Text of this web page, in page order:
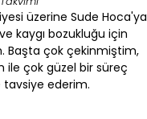
üzerine Sude Hoca'ya
kaygı bozukluğu için
Başta çok çekinmiştim,
ile çok güzel bir süreç
tavsiye ederim.